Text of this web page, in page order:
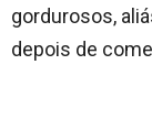
gordurosos,
depois de